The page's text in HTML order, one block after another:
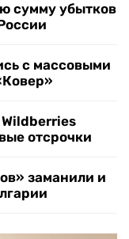
сумму убытков
с массовыми
отсрочки
заманили и